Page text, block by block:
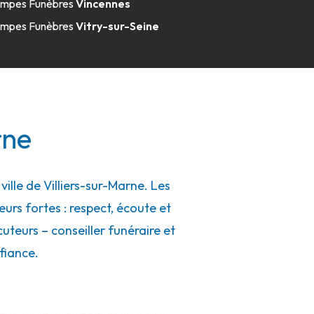
FunèbresVincennes
FunèbresVitry-sur-Seine
de Villiers-sur-Marne. Les
fortes : respect, écoute et
– conseiller funéraire et